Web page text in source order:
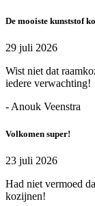
De mooiste kunststof
29 juli 2026
Wist niet dat
iedere verwachting!
- Anouk Veenstra
Volkomen super!
23 juli 2026
Had niet vermoed
kozijnen!